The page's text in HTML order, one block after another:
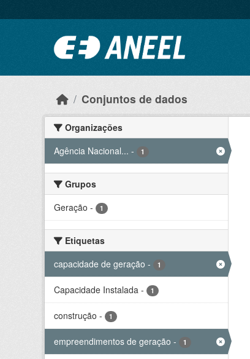
Conjuntos de dados
Organizações
Agência Nacional... - 1
Grupos
Geração - 1
Etiquetas
capacidade de geração - 1
Capacidade Instalada - 1
construção - 1
empreendimentos de geração - 1